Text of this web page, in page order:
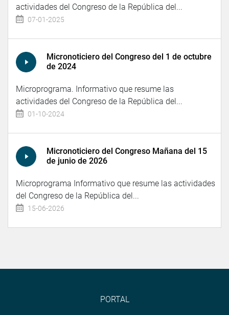
actividades del Congreso de la República del...
07-01-2025
Micronoticiero del Congreso del 1 de octubre
de 2024
Microprograma. Informativo que resume las
actividades del Congreso de la República del...
01-10-2024
Micronoticiero del Congreso Mañana del 15
de junio de 2026
Microprograma Informativo que resume las actividades
del Congreso de la República del...
15-06-2026
PORTAL